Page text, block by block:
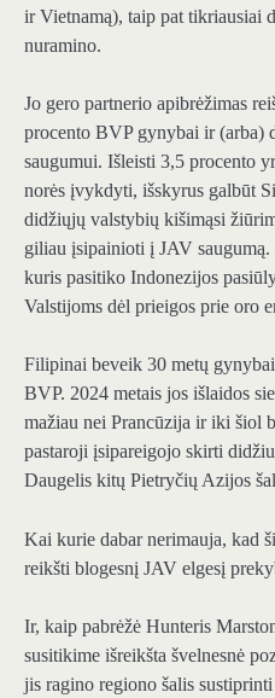
ir Vietnamą), taip pat tikriausiai
nuramino.
Jo gero partnerio apibrėžimas
procento BVP gynybai ir (arba)
saugumui. Išleisti 3,5 procento
norės įvykdyti, išskyrus galbūt
didžiųjų valstybių kišimąsi
giliau įsipainioti į JAV
kuris pasitiko Indonezijos
Valstijoms dėl prieigos prie oro
Filipinai beveik 30 metų
BVP. 2024 metais jos išlaidos
mažiau nei Prancūzija ir iki šiol
pastaroji įsipareigojo skirti
Daugelis kitų Pietryčių Azijos
Kai kurie dabar nerimauja, kad
reikšti blogesnį JAV elgesį
Ir, kaip pabrėžė Hunteris
susitikime išreikšta švelnesnė
jis ragino regiono šalis